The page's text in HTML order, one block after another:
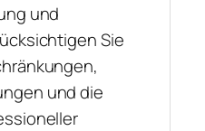
und
Sie
und die